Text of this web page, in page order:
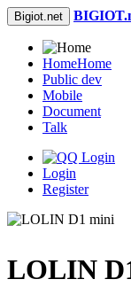
Bigiot.net
HomeHome
Public dev
Mobile
Document
Talk
Login
Register
LOLIN